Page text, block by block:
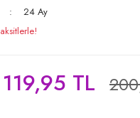
24 Ay
119,95 TL